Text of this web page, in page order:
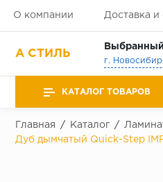
О компании Доставка и
А СТИЛЬ
Выбранный
КАТАЛОГ ТОВАРОВ
Главная / Каталог /
Дуб дымчатый Quick-Step